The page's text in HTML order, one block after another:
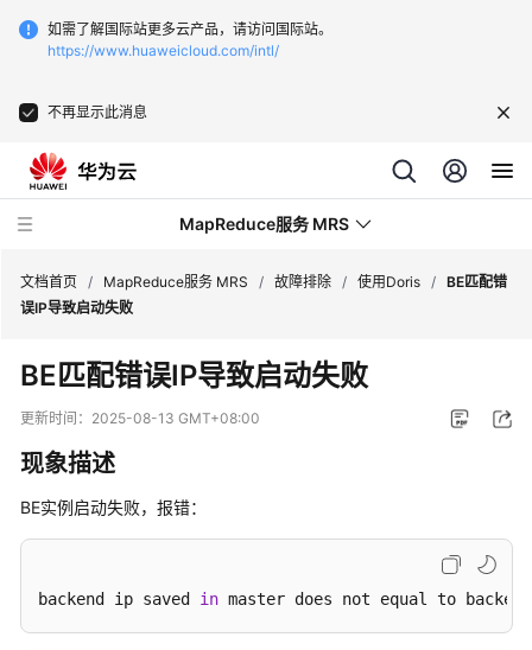
如需了解国际站更多云产品，请访问国际站。
https://www.huaweicloud.com/intl/
不再显示此消息
MapReduce服务 MRS
新
动
务
公
文档首页 / MapReduce服务 MRS / 故障排除 / 使用Doris / BE匹配错
误IP导致启动失败
BE匹配错误IP导致启动失败
更新时间： 2025-08-13 GMT+08:00
现象描述
BE实例启动失败，报错：
backend ip saved in master does not equal to